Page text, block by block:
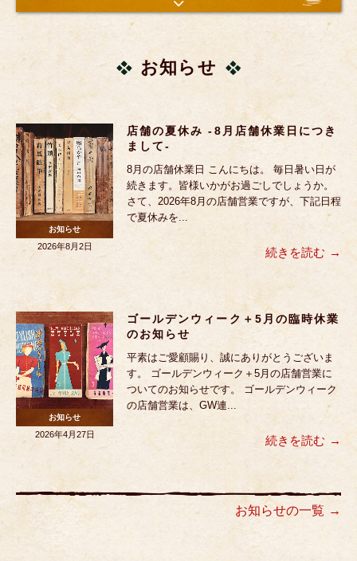
お知らせ
店舗の夏休み -8月店舗休業日につき
まして-
8月の店舗休業日 こんにちは。 毎日暑い日が
続きます。皆様いかがお過ごしでしょうか。
さて、2026年8月の店舗営業ですが、下記日程
で夏休みを...
続きを読む
お知らせ
2026年8月2日
ゴールデンウィーク＋5月の臨時休業
のお知らせ
平素はご愛顧賜り、誠にありがとうございま
す。 ゴールデンウィーク＋5月の店舗営業に
ついてのお知らせです。 ゴールデンウィーク
の店舗営業は、GW連...
続きを読む
お知らせ
2026年4月27日
お知らせの一覧